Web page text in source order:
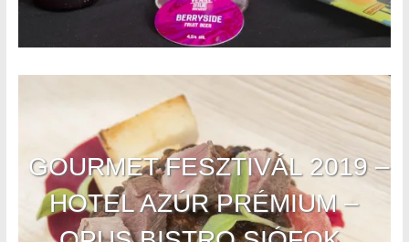
GOURMET FESZTIVÁL 2019 –
HOTEL AZÚR PRÉMIUM –